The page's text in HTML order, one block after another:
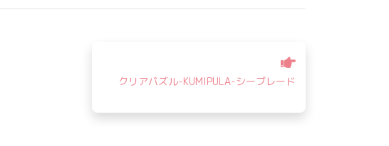
クリアパズル-KUMIPULA-シーブレード